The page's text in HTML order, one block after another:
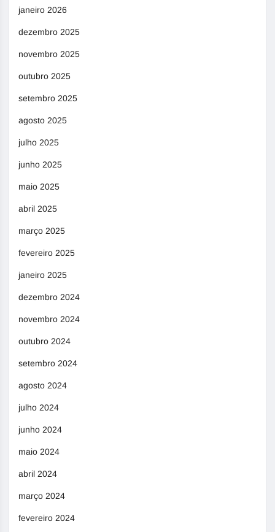
janeiro 2026
dezembro 2025
novembro 2025
outubro 2025
setembro 2025
agosto 2025
julho 2025
junho 2025
maio 2025
abril 2025
março 2025
fevereiro 2025
janeiro 2025
dezembro 2024
novembro 2024
outubro 2024
setembro 2024
agosto 2024
julho 2024
junho 2024
maio 2024
abril 2024
março 2024
fevereiro 2024